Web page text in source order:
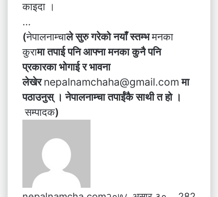
काइदा ।
…
(नेपालनाम्चाले सुरु गरेको नयाँ स्तम्भमनका
कुरामा तपाई पनि आफ्ना मनका कुनै पनि
प्रकारका भोगाई र भावना
लेखेरnepalnamchaha@gmail.com मा
पठाउनुस् । नेपालनाम्चा तपाईंकै साथी त हो ।
सम्पादक)